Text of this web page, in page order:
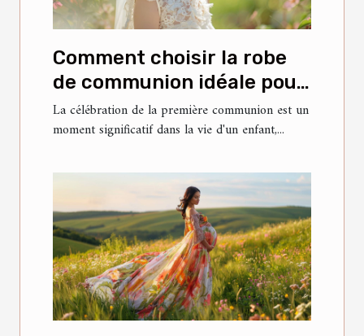
Comment choisir la robe
de communion idéale pour
votre enfant
La célébration de la première communion est un
moment significatif dans la vie d'un enfant,...